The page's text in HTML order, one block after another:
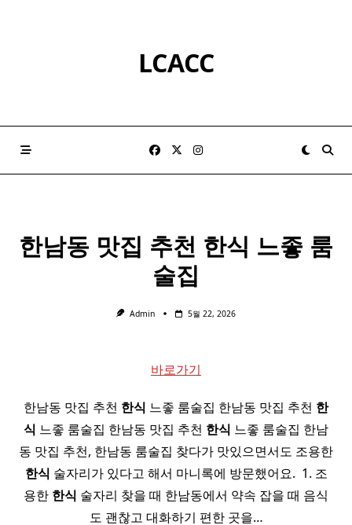
LCACC
한남동 맛집 추천 한식 느좋 룸
술집
Admin 5월 22, 2026
바로가기
한남동 맛집 추천 한식 느좋 룸술집 한남동 맛집 추천 한
식 느좋 룸술집 한남동 맛집 추천 한식 느좋 룸술집 한남
동 맛집 추천, 한남동 룸술집 찾다가 맛있으면서도 조용한
한식 술자리가 있다고 해서 마니록에 방문했어요. ​ 1. 조
용한 한식 술자리 찾을 때 한남동에서 약속 잡을 때 음식
도 괜찮고 대화하기 편한 곳을…